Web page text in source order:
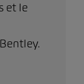
et le